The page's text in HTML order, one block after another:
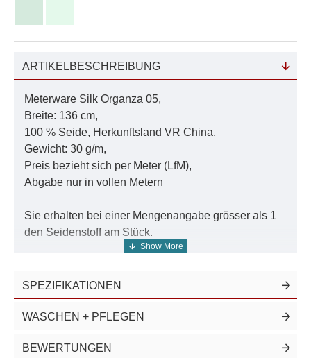
ARTIKELBESCHREIBUNG
Meterware Silk Organza 05,
Breite: 136 cm,
100 % Seide, Herkunftsland VR China,
Gewicht: 30 g/m,
Preis bezieht sich per Meter (LfM),
Abgabe nur in vollen Metern
Sie erhalten bei einer Mengenangabe grösser als 1
den Seidenstoff am Stück.
Hierfinden Sie alle Artikel aus diesem Seidenstoff.
an Organzastoffen.
SPEZIFIKATIONEN
WASCHEN + PFLEGEN
BEWERTUNGEN